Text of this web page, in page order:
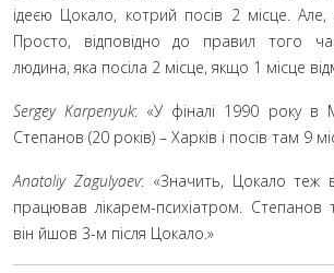
ідеєю Цокало, котрий посів 2 місце.
Просто, відповідно до правил того
людина, яка посіла 2 місце, якщо 1 місце
Sergey Karpenyuk: «У фіналі 1990 року в
Степанов (20 років) – Харків і посів там 9
Anatoliy Zagulyaev: «Значить, Цокало теж
працював лікарем-психіатром.
він йшов 3-м після Цокало.»